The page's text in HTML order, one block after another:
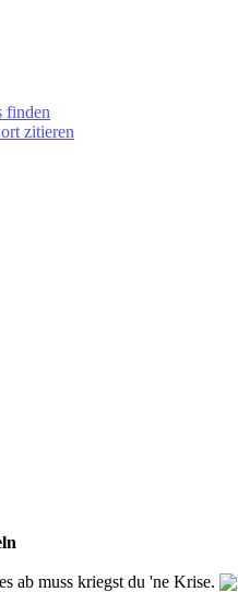
ab muss kriegst du 'ne Krise.